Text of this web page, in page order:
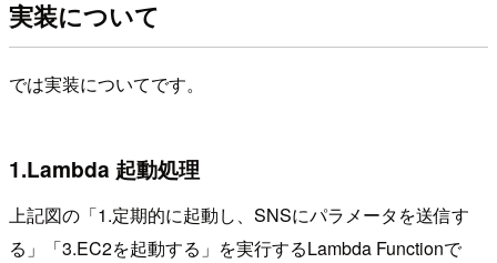
実装について
では実装についてです。
1.Lambda 起動処理
上記図の「1.定期的に起動し、SNSにパラメータを送信す
る」「3.EC2を起動する」を実行するLambda Functionで